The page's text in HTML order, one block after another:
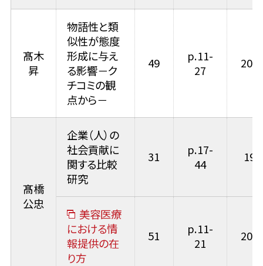
髙木
昇
物語性と類
似性が態度
形成に与え
る影響－ク
チコミの観
点から－
49
p.11-
27
髙橋
公忠
企業（人）の
社会貢献に
関する比較
研究
31
p.17-
44
美容医療
における情
報提供の在
り方
51
p.11-
21